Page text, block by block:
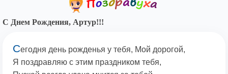
С Днем Рождения, Артур!!!
Сегодня день рожденья у тебя, Мой дорогой,
Я поздравляю с этим праздником тебя,